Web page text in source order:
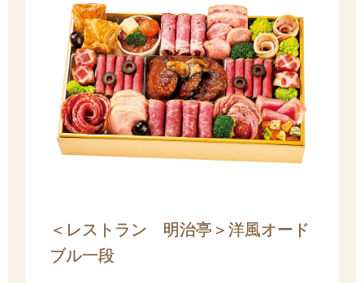
＜レストラン 明治亭＞洋風オード
ブル一段